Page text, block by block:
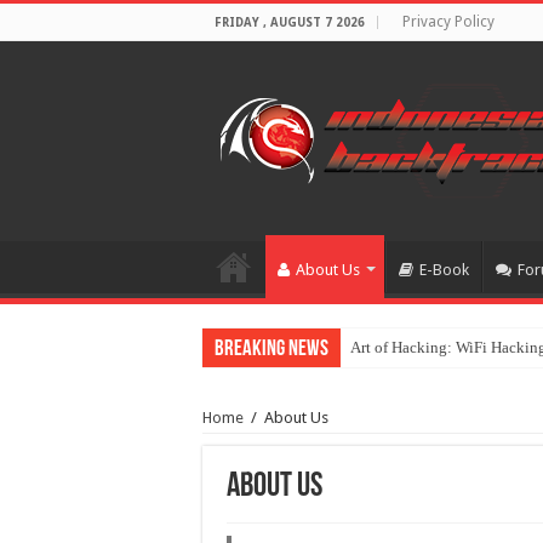
FRIDAY , AUGUST 7 2026 Privacy Policy
About Us E-Book
Breaking News Art of Hacking: WiFi
Workshop IT Security
Home / About Us
About Us